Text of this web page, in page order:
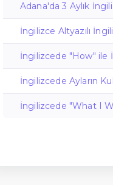
Adana'da 3 Aylık
İngilizce Altyazılı
İngilizcede "How" ile
İngilizcede Ayların
İngilizcede "What I